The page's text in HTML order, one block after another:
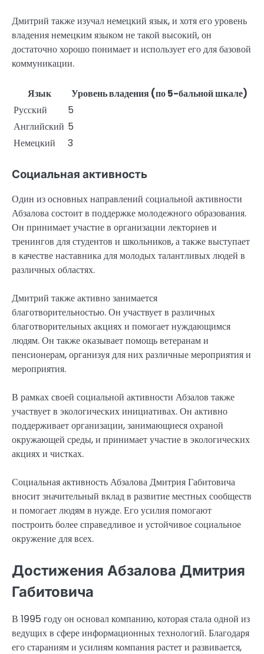
Дмитрий также изучал немецкий язык, и хотя его уровень
владения немецким языком не такой высокий, он
достаточно хорошо понимает и использует его для базовой
коммуникации.
Язык
Уровень владения (по 5-бальной шкале)
Русский
5
Английский 5
Немецкий
3
Социальная активность
Один из основных направлений социальной активности
Абзалова состоит в поддержке молодежного образования.
Он принимает участие в организации лекториев и
тренингов для студентов и школьников, а также выступает
в качестве наставника для молодых талантливых людей в
различных областях.
Дмитрий также активно занимается
благотворительностью. Он участвует в различных
благотворительных акциях и помогает нуждающимся
людям. Он также оказывает помощь ветеранам и
пенсионерам, организуя для них различные мероприятия и
мероприятия.
В рамках своей социальной активности Абзалов также
участвует в экологических инициативах. Он активно
поддерживает организации, занимающиеся охраной
окружающей среды, и принимает участие в экологических
акциях и чистках.
Социальная активность Абзалова Дмитрия Габитовича
вносит значительный вклад в развитие местных сообществ
и помогает людям в нужде. Его усилия помогают
построить более справедливое и устойчивое социальное
окружение для всех.
Достижения Абзалова Дмитрия
Габитовича
В 1995 году он основал компанию, которая стала одной из
ведущих в сфере информационных технологий. Благодаря
его стараниям и усилиям компания растет и развивается,